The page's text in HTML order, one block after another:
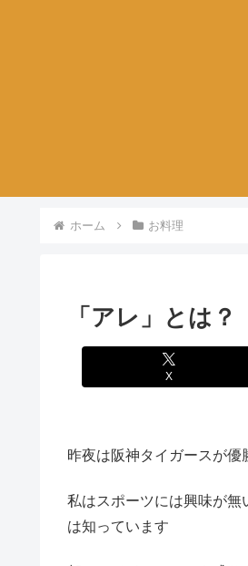
ホーム お料理
「アレ」とは
X
昨夜は阪神タイガースが優
私はスポーツには興味が無
は知っています